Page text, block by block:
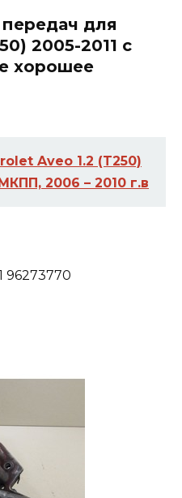
для
2005-2011 с
хорошее
Aveo 1.2 (T250)
2006 – 2010 г.в